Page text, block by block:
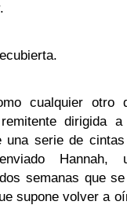
cualquier otro
dirigida
una serie de
Hannah,
semanas que
supone volver a